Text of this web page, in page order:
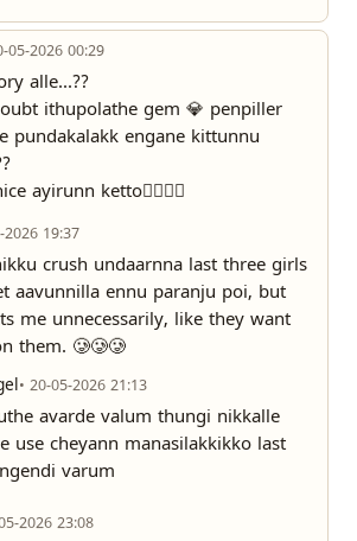
05-2026 00:29
alle...??
ithupolathe gem 💎 penpiller
pundakalakk engane kittunnu
ayirunn ketto👍🏻👍🏻
2026 19:37
crush undaarnna last three girls
aavunnilla ennu paranju poi, but
me unnecessarily, like they want
them. 🥲🥲🥲
• 20-05-2026 21:13
avarde valum thungi nikkalle
use cheyann manasilakkikko last
varum
2026 23:08